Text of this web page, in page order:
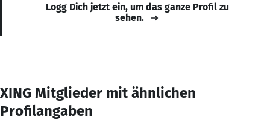
Logg Dich jetzt ein, um das ganze Profil zu
sehen.
XING Mitglieder mit ähnlichen
Profilangaben